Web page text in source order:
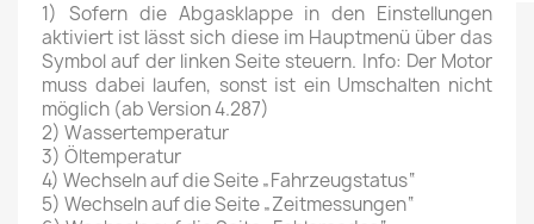
1) Sofern die Abgasklappe in den Einstellungen
aktiviert ist lässt sich diese im Hauptmenü über das
Symbol auf der linken Seite steuern. Info: Der Motor
muss dabei laufen, sonst ist ein Umschalten nicht
möglich (ab Version 4.287)
2) Wassertemperatur
3) Öltemperatur
4) Wechseln auf die Seite „Fahrzeugstatus“
5) Wechseln auf die Seite „Zeitmessungen“